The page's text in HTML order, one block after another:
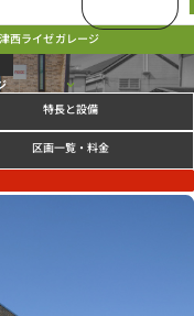
西ライゼガレージ
特長と設備
区画一覧・料金